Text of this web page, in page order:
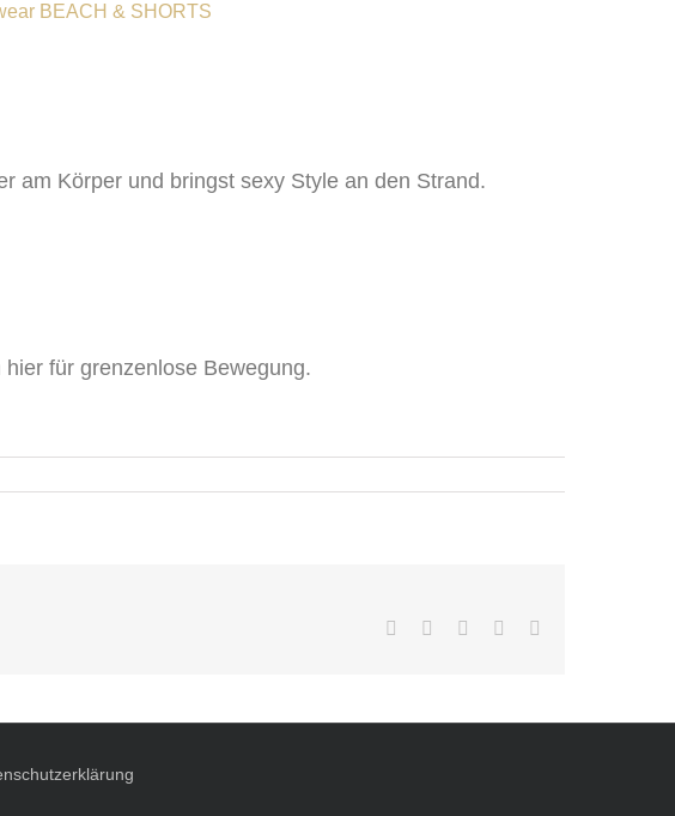
BEACH & SHORTS
am Körper und bringst sexy Style an den Strand.
für grenzenlose Bewegung.
Facebook WhatsApp
Pinterest